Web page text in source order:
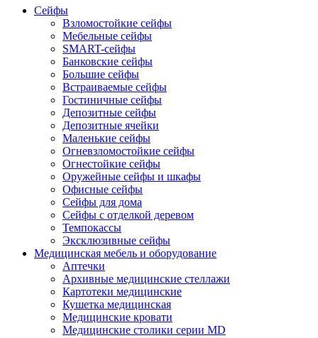
Сейфы
Взломостойкие сейфы
Мебельные сейфы
SMART-сейфы
Банковские сейфы
Большие сейфы
Встраиваемые сейфы
Гостиничные сейфы
Депозитные сейфы
Депозитные ячейки
Маленькие сейфы
Огневзломостойкие сейфы
Огнестойкие сейфы
Оружейные сейфы и шкафы
Офисные сейфы
Сейфы для дома
Сейфы с отделкой деревом
Темпокассы
Эксклюзивные сейфы
Медицинская мебель и оборудование
Аптечки
Архивные медицинские стеллажи
Картотеки медицинские
Кушетка медицинская
Медицинские кровати
Медицинские столики серии MD